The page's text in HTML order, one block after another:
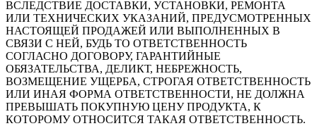
ВСЛЕДСТВИЕ ДОСТАВКИ, УСТАНОВКИ, РЕМОНТА
ИЛИ ТЕХНИЧЕСКИХ УКАЗАНИЙ, ПРЕДУСМОТРЕННЫХ
НАСТОЯЩЕЙ ПРОДАЖЕЙ ИЛИ ВЫПОЛНЕННЫХ В
СВЯЗИ С НЕЙ, БУДЬ ТО ОТВЕТСТВЕННОСТЬ
СОГЛАСНО ДОГОВОРУ, ГАРАНТИЙНЫЕ
ОБЯЗАТЕЛЬСТВА, ДЕЛИКТ, НЕБРЕЖНОСТЬ,
ВОЗМЕЩЕНИЕ УЩЕРБА, СТРОГАЯ ОТВЕТСТВЕННОСТЬ
ИЛИ ИНАЯ ФОРМА ОТВЕТСТВЕННОСТИ, НЕ ДОЛЖНА
ПРЕВЫШАТЬ ПОКУПНУЮ ЦЕНУ ПРОДУКТА, К
КОТОРОМУ ОТНОСИТСЯ ТАКАЯ ОТВЕТСТВЕННОСТЬ.